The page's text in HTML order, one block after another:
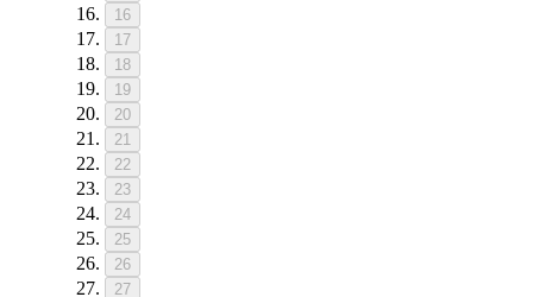
16
17
18
19
20
21
22
23
24
25
26
27